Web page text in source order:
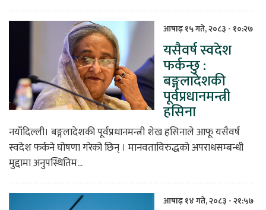
आषाढ़ १५ गते, २०८३ - १०:२७
यसैवर्ष स्वदेश
फर्कन्छु :
बङ्गलादेशकी
पूर्वप्रधानमन्त्री
हसिना
नयाँदिल्ली। बङ्गलादेशकी पूर्वप्रधानमन्त्री शेख हसिनाले आफू यसैवर्ष
स्वदेश फर्कने घोषणा गरेको छिन् । मानवताविरुद्धको अपराधसम्बन्धी
मुद्दामा अनुपस्थितिम...
आषाढ़ १४ गते, २०८३ - २१:५७